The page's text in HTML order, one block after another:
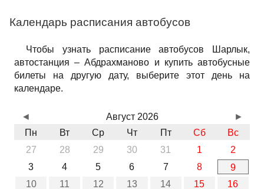
Календарь расписания автобусов
Чтобы узнать расписание автобусов Шарлык,
автостанция – Абдрахманово и купить автобусные
билеты на другую дату, выберите этот день на
календаре.
Август 2026
Пн
Вт Ср Чт Пт Сб
Вс
27
28 29 30 31 1
2
3
4 5 6 7 8
9
10
11 12 13 14 15
16
◄ ►